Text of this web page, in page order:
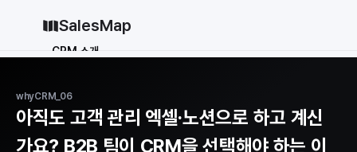
SalesMap
vs 세일즈포스 vs 허브스팟
vs 파이프드라이브 vs 먼데이닷컴
CRM 소개
whyCRM_06
아직도 고객 관리 엑셀·노션으로 하고 계신
가요? B2B 팀이 CRM을 선택해야 하는 이